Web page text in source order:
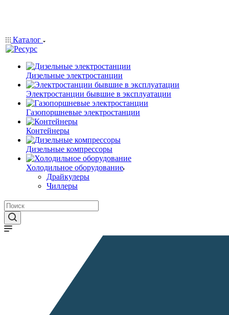
Каталог
Дизельные электростанции
Электростанции бывшие в эксплуатации
Газопоршневые электростанции
Контейнеры
Дизельные компрессоры
Холодильное оборудование
Драйкулеры
Чиллеры